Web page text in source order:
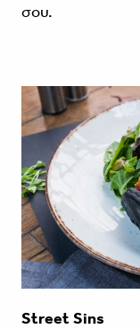
σου.
Street Sins